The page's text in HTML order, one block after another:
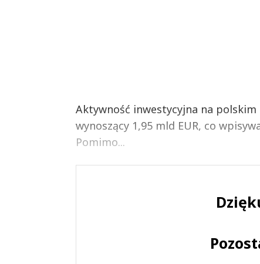
Aktywność inwestycyjna na
wynoszący 1,95 mld EUR, co
Pomimo...